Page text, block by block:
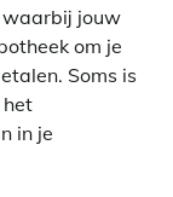
waarbij jouw
om je
Soms is
het
in je